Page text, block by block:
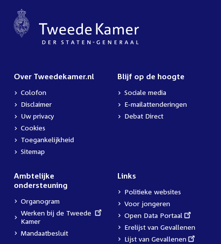
Over Tweedekamer.nl
Colofon
Disclaimer
Uw privacy
Cookies
Toegankelijkheid
Sitemap
Blijf op de hoogte
Sociale media
E-mailattenderingen
Debat Direct
Ambtelijke
ondersteuning
Organogram
External
link:
Werken bij de Tweede
Kamer
Mandaatbesluit
Links
Politieke websites
Voor jongeren
External
link:
Open Data Portaal
Erelijst van Gevallenen
External
Lijst van Gevallenen